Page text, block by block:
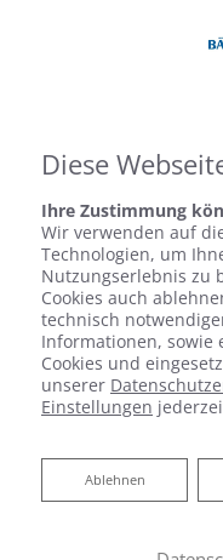
Diese
Ihre Zustimmung
Wir verwenden auf
Technologien, um
Nutzungserlebnis zu
Cookies auch
technisch
Informationen, sowie
Cookies und
unserer
Einstellungen
Ablehnen
Ablehnen